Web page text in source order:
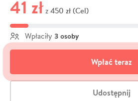
41 zł z 450 zł (Cel)
Wpłaciły 3 osoby
Wpłać teraz
Udostępnij